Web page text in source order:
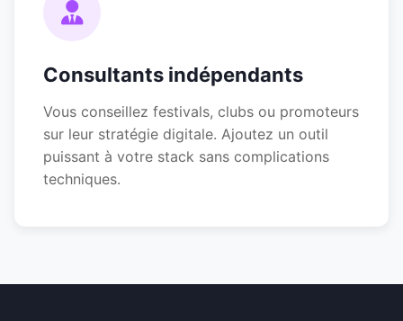
Consultants indépendants
Vous conseillez festivals, clubs ou promoteurs
sur leur stratégie digitale. Ajoutez un outil
puissant à votre stack sans complications
techniques.